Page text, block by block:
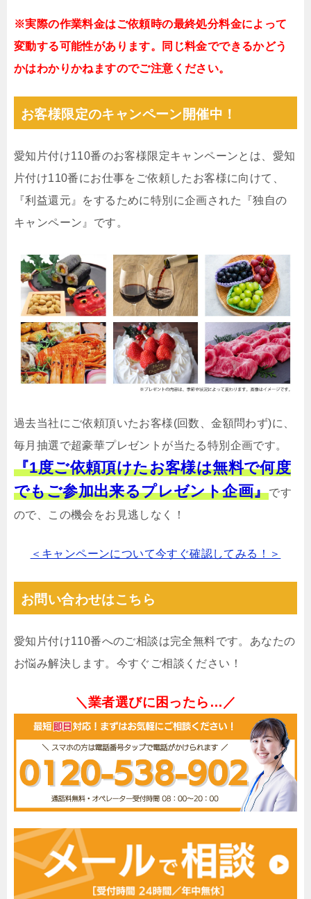
※実際の作業料金はご依頼時の最終処分料金によって
変動する可能性があります。同じ料金でできるかどう
かはわかりかねますのでご注意ください。
お客様限定のキャンペーン開催中！
愛知片付け110番のお客様限定キャンペーンとは、愛知
片付け110番にお仕事をご依頼したお客様に向けて、
『利益還元』をするために特別に企画された『独自の
キャンペーン』です。
過去当社にご依頼頂いたお客様(回数、金額問わず)に、
毎月抽選で超豪華プレゼントが当たる特別企画です。
『1度ご依頼頂けたお客様は無料で何度
でもご参加出来るプレゼント企画』です
ので、この機会をお見逃しなく！
＜キャンペーンについて今すぐ確認してみる！＞
お問い合わせはこちら
愛知片付け110番へのご相談は完全無料です。あなたの
お悩み解決します。今すぐご相談ください！
＼業者選びに困ったら…／